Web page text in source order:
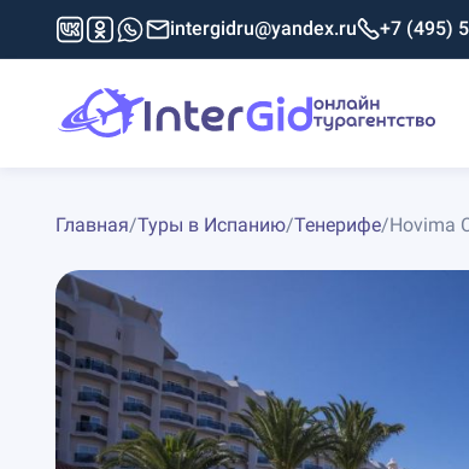
intergidru@yandex.ru +7 (495)
Главная/Туры в Испанию/Тенерифе/Hovima